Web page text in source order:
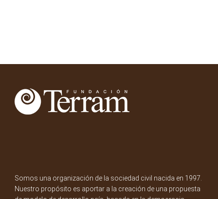
Somos una organización de la sociedad civil nacida en 1997.
Nuestro propósito es aportar a la creación de una propuesta